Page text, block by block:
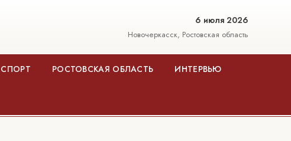
6 июля 2026
Новочеркасск, Ростовская область
СПОРТ РОСТОВСКАЯ ОБЛАСТЬ ИНТЕРВЬЮ